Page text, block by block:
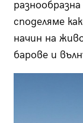
споделяме
начин на
барове и